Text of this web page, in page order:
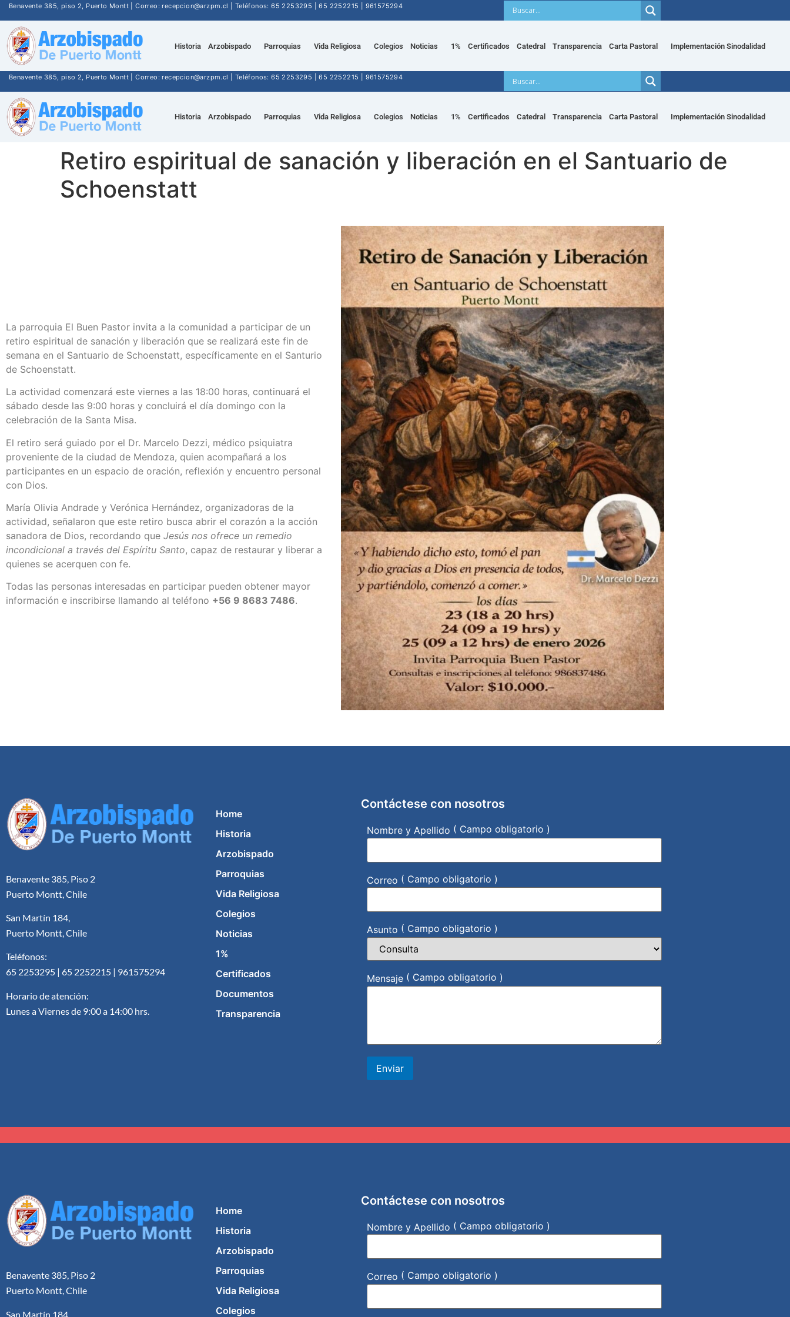
Benavente 385, piso 2, Puerto Montt | Correo: recepcion@arzpm.cl | Teléfonos: 65 2253295 | 65 2252215 | 961575294
Historia Arzobispado Parroquias Vida Religiosa Colegios Noticias 1% Certificados Catedral Transparencia Carta Pastoral Implementación Sinodalidad
Benavente 385, piso 2, Puerto Montt | Correo: recepcion@arzpm.cl | Teléfonos: 65 2253295 | 65 2252215 | 961575294
Historia Arzobispado Parroquias Vida Religiosa Colegios Noticias 1% Certificados Catedral Transparencia Carta Pastoral Implementación Sinodalidad
Retiro espiritual de sanación y liberación en el Santuario de
Schoenstatt
La parroquia El Buen Pastor invita a la comunidad a participar de un
retiro espiritual de sanación y liberación que se realizará este fin de
semana en el Santuario de Schoenstatt, específicamente en el Santurio
de Schoenstatt.
La actividad comenzará este viernes a las 18:00 horas, continuará el
sábado desde las 9:00 horas y concluirá el día domingo con la
celebración de la Santa Misa.
El retiro será guiado por el Dr. Marcelo Dezzi, médico psiquiatra
proveniente de la ciudad de Mendoza, quien acompañará a los
participantes en un espacio de oración, reflexión y encuentro personal
con Dios.
María Olivia Andrade y Verónica Hernández, organizadoras de la
actividad, señalaron que este retiro busca abrir el corazón a la acción
sanadora de Dios, recordando que Jesús nos ofrece un remedio
incondicional a través del Espíritu Santo, capaz de restaurar y liberar a
quienes se acerquen con fe.
Todas las personas interesadas en participar pueden obtener mayor
información e inscribirse llamando al teléfono +56 9 8683 7486.
Benavente 385, Piso 2
Puerto Montt, Chile
San Martín 184,
Puerto Montt, Chile
Teléfonos:
65 2253295 | 65 2252215 | 961575294
Horario de atención:
Lunes a Viernes de 9:00 a 14:00 hrs.
Home
Historia
Arzobispado
Parroquias
Vida Religiosa
Colegios
Noticias
1%
Certificados
Documentos
Transparencia
Contáctese con nosotros
Nombre y Apellido ( Campo obligatorio )
Correo ( Campo obligatorio )
Asunto ( Campo obligatorio )
Mensaje ( Campo obligatorio )
Enviar
Benavente 385, Piso 2
Puerto Montt, Chile
San Martín 184,
Home
Historia
Arzobispado
Parroquias
Vida Religiosa
Colegios
Contáctese con nosotros
Nombre y Apellido ( Campo obligatorio )
Correo ( Campo obligatorio )